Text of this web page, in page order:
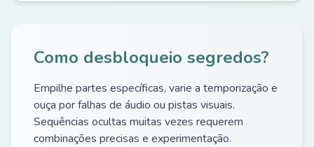
Como desbloqueio segredos?
Empilhe partes específicas, varie a temporização e
ouça por falhas de áudio ou pistas visuais.
Sequências ocultas muitas vezes requerem
combinações precisas e experimentação.